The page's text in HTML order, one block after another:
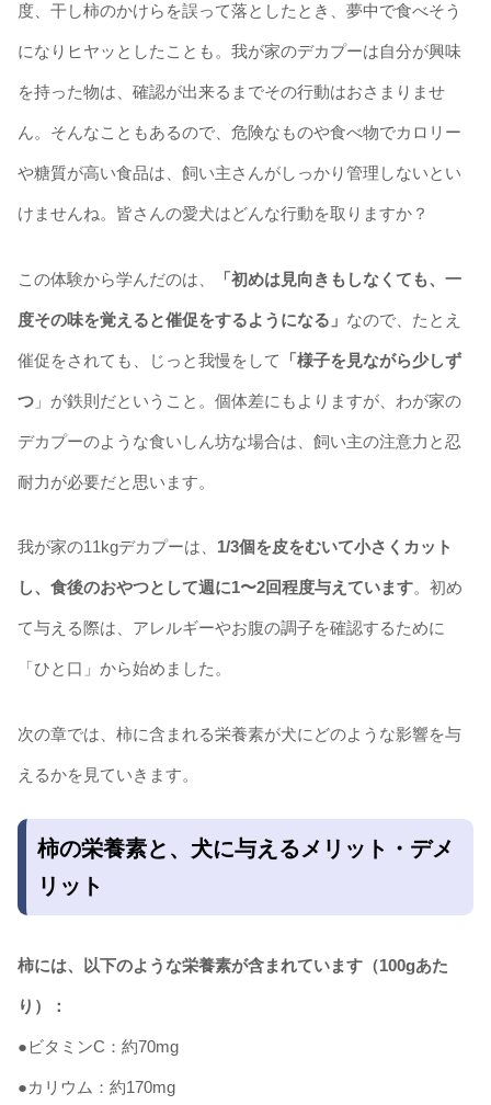
度、干し柿のかけらを誤って落としたとき、夢中で食べそう
になりヒヤッとしたことも。我が家のデカプーは自分が興味
を持った物は、確認が出来るまでその行動はおさまりませ
ん。そんなこともあるので、危険なものや食べ物でカロリー
や糖質が高い食品は、飼い主さんがしっかり管理しないとい
けませんね。皆さんの愛犬はどんな行動を取りますか？
この体験から学んだのは、 「初めは見向きもしなくても、一
度その味を覚えると催促をするようになる」 なので、たとえ
催促をされても、じっと我慢をして 「様子を見ながら少しず
つ 」が鉄則だということ。個体差にもよりますが、わが家の
デカプーのような食いしん坊な場合は、飼い主の注意力と忍
耐力が必要だと思います。
我が家の11kgデカプーは、 1/3個を皮をむいて小さくカット
し、食後のおやつとして週に1〜2回程度与えています。初め
て与える際は、アレルギーやお腹の調子を確認するために
「ひと口」から始めました。
次の章では、柿に含まれる栄養素が犬にどのような影響を与
えるかを見ていきます。
柿の栄養素と、犬に与えるメリット・デメ
リット
柿には、以下のような栄養素が含まれています（100gあた
り）：
●ビタミンC：約70mg
●カリウム：約170mg